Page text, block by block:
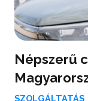
Népszerű
SZOLGÁLTATÁS